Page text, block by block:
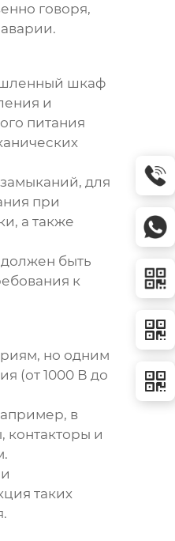
говоря,
шкаф
и
питания
для
при
а также
быть
к
но одним
(от 1000 В до
в
контакторы и
таких